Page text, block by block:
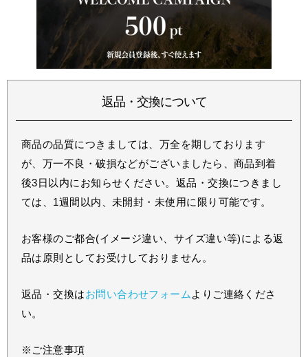
返品・交換について
商品の品質につきましては、万全を期しております
が、万一不良・破損などがございましたら、商品到着
後3日以内にお知らせください。返品・交換につきまし
ては、1週間以内、未開封・未使用に限り可能です。
お客様のご都合(イメージ違い、サイズ違い等)による返
品は原則としてお受けしておりません。
返品・交換はお問い合わせフォーム よりご連絡くださ
い。
※ご注意事項